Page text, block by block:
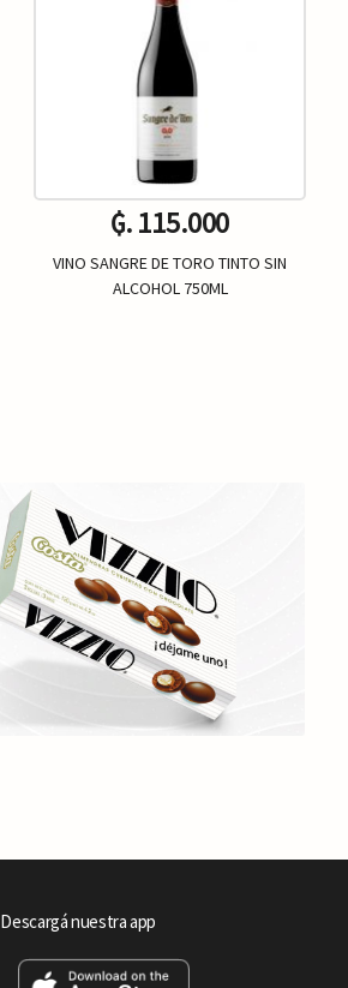
₲. 115.000
VINO SANGRE DE TORO TINTO SIN
ALCOHOL 750ML
Descargá nuestra app